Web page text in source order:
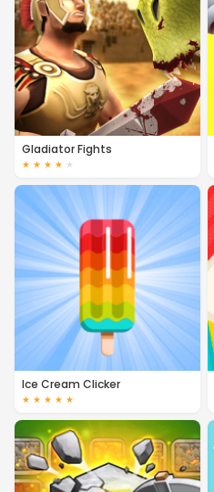
Gladiator Fights
★ ★ ★ ★ ★
Ice Cream Clicker
★ ★ ★ ★ ★